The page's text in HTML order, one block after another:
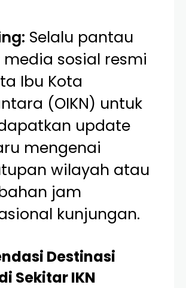
Selalu pantau
media sosial resmi
Ibu Kota
(OIKN) untuk
update
mengenai
wilayah atau
jam
kunjungan.
Destinasi
Sekitar IKN